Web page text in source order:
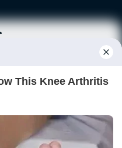
Daftar